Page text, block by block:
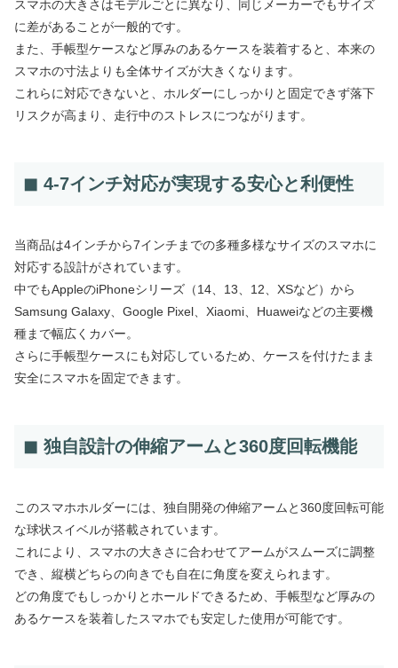
スマホの大きさはモデルごとに異なり、同じメーカーでもサイズ
に差があることが一般的です。
また、手帳型ケースなど厚みのあるケースを装着すると、本来の
スマホの寸法よりも全体サイズが大きくなります。
これらに対応できないと、ホルダーにしっかりと固定できず落下
リスクが高まり、走行中のストレスにつながります。
◼ 4-7インチ対応が実現する安心と利便性
当商品は4インチから7インチまでの多種多様なサイズのスマホに
対応する設計がされています。
中でもAppleのiPhoneシリーズ（14、13、12、XSなど）から
Samsung Galaxy、Google Pixel、Xiaomi、Huaweiなどの主要機
種まで幅広くカバー。
さらに手帳型ケースにも対応しているため、ケースを付けたまま
安全にスマホを固定できます。
◼ 独自設計の伸縮アームと360度回転機能
このスマホホルダーには、独自開発の伸縮アームと360度回転可能
な球状スイベルが搭載されています。
これにより、スマホの大きさに合わせてアームがスムーズに調整
でき、縦横どちらの向きでも自在に角度を変えられます。
どの角度でもしっかりとホールドできるため、手帳型など厚みの
あるケースを装着したスマホでも安定した使用が可能です。